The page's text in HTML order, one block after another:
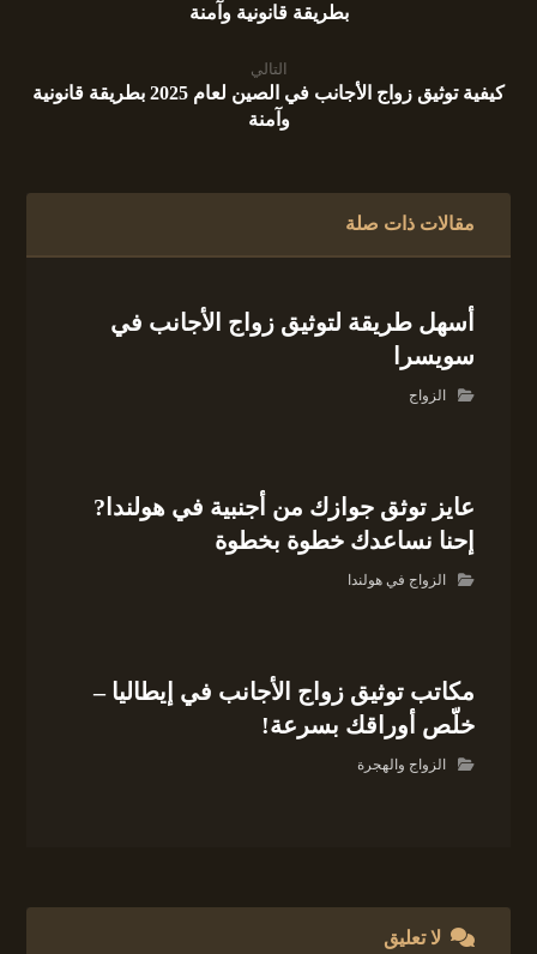
بطريقة قانونية وآمنة
التالي
كيفية توثيق زواج الأجانب في الصين لعام 2025 بطريقة قانونية
وآمنة
مقالات ذات صلة
أسهل طريقة لتوثيق زواج الأجانب في
سويسرا
الزواج
عايز توثق جوازك من أجنبية في هولندا?
إحنا نساعدك خطوة بخطوة
الزواج في هولندا
مكاتب توثيق زواج الأجانب في إيطاليا –
خلّص أوراقك بسرعة!
الزواج والهجرة
لا تعليق